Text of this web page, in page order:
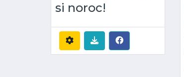
si noroc!